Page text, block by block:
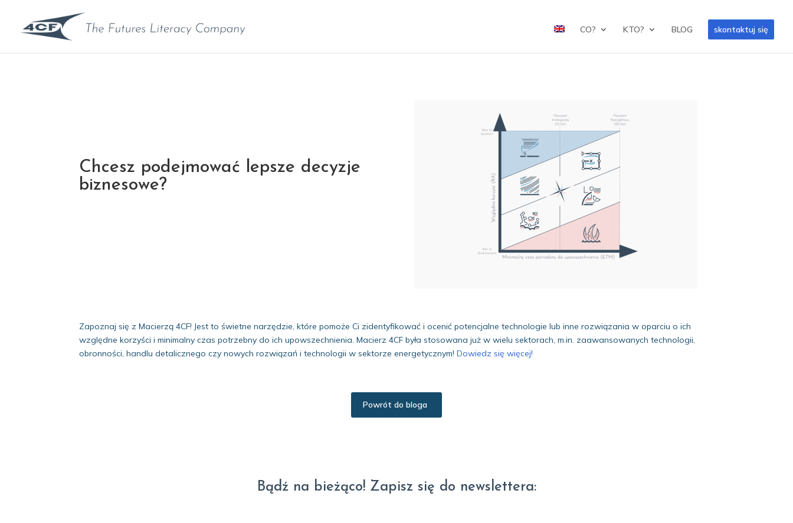
CO? KTO? BLOG skontaktuj się
Chcesz podejmować lepsze decyzje
biznesowe?
Zapoznaj się z Macierzą 4CF! Jest to świetne narzędzie, które pomoże Ci zidentyfikować i ocenić potencjalne technologie lub inne rozwiązania w oparciu o ich
względne korzyści i minimalny czas potrzebny do ich upowszechnienia. Macierz 4CF była stosowana już w wielu sektorach, m.in. zaawansowanych technologii,
obronności, handlu detalicznego czy nowych rozwiązań i technologii w sektorze energetycznym!Dowiedz się więcej!
Powrót do bloga
Bądź na bieżąco! Zapisz się do newslettera: